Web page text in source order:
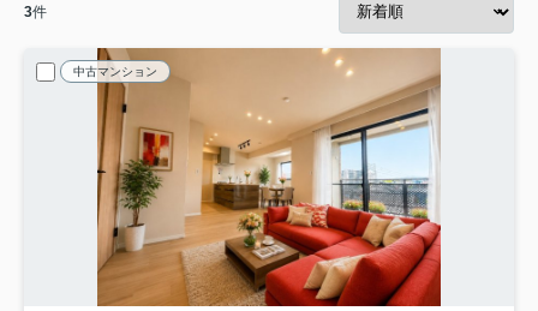
3件
中古マンション